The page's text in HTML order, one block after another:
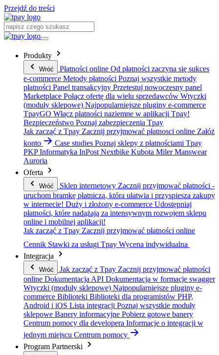
Przejdź do treści
Produkty
Wróć Płatności online Od płatności zaczyna się sukces
e-commerce Metody płatności Poznaj wszystkie metody
płatności Panel transakcyjny Przetestuj nowoczesny panel
Marketplace Połącz ofertę dla wielu sprzedawców Wtyczki
(moduły sklepowe) Najpopularniejsze pluginy e-commerce
TpayGO Włącz płatności naziemne w aplikacji Tpay!
Bezpieczeństwo Poznaj zabezpieczenia Tpay
Jak zacząć z Tpay Zacznij przyjmować płatnosci online Załóż
konto
Case studies Poznaj sklepy z płatnościami Tpay
PKP Informatyka InPost Nextbike Kubota Miler Manswear
Auroria
Oferta
Wróć Sklep internetowy Zacznij przyjmować płatności -
uruchom bramkę płatniczą, która ułatwia i przyspiesza zakupy
w internecie! Duży i złożony e-commerce Udostępniaj
płatności, które nadążają za intensywnym rozwojem sklepu
online i mobilnej aplikacji!
Jak zacząć z Tpay Zacznij przyjmować płatności online
Cennik Stawki za usługi Tpay Wycena indywidualna
Integracja
Wróć Jak zacząć z Tpay Zacznij przyjmować płatności
online Dokumentacja API Dokumentacja w formacje swagger
Wtyczki (moduły sklepowe) Najpopularniejsze pluginy e-
commerce Biblioteki Biblioteki dla programistów PHP,
Android i iOS Lista integracji Poznaj wszystkie moduły
sklepowe Banery informacyjne Pobierz gotowe banery
Centrum pomocy dla developera Informacje o integracji w
jednym miejscu Centrum pomocy
Program Partnerski